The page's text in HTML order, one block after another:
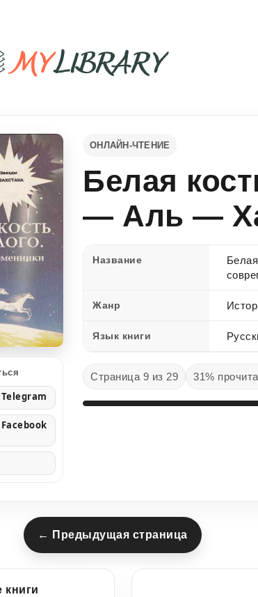
Telegram
Facebook
ОНЛАЙН-ЧТЕНИЕ
Белая
— Аль —
Название
Жанр
Язык книги
Страница 9 из 29 31%
← Предыдущая страница
книги